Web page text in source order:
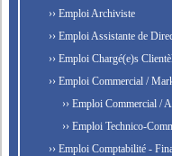
›› Emploi Archiviste
›› Emploi Assistante de
›› Emploi Chargé(e)s
›› Emploi Commercial /
›› Emploi Commercial /
›› Emploi Technico-
›› Emploi Comptabilité -